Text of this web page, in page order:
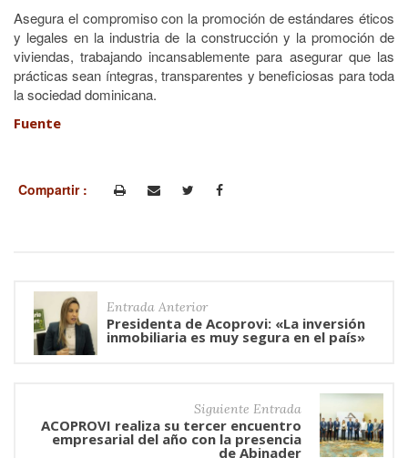
Asegura el compromiso con la promoción de estándares éticos
y legales en la industria de la construcción y la promoción de
viviendas, trabajando incansablemente para asegurar que las
prácticas sean íntegras, transparentes y beneficiosas para toda
la sociedad dominicana.
Fuente
Compartir :
Entrada Anterior
Presidenta de Acoprovi: «La inversión
inmobiliaria es muy segura en el país»
Siguiente Entrada
ACOPROVI realiza su tercer encuentro
empresarial del año con la presencia
de Abinader